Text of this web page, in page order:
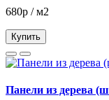
680р / м2
Купить
Панели из дерева